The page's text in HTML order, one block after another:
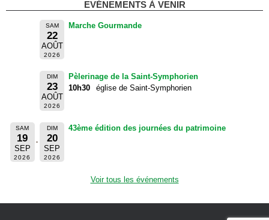
EVÉNEMENTS À VENIR
SAM
22
AOÛT
2026
Marche Gourmande
DIM
23
AOÛT
2026
Pèlerinage de la Saint-Symphorien
10h30
église de Saint-Symphorien
SAM
19
SEP
2026
DIM
20
SEP
2026
43ème édition des journées du patrimoine
Voir tous les événements